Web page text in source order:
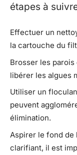
étapes à
Effectuer un
la cartouche du
Brosser les
libérer les algues
Utiliser un
peuvent
élimination.
Aspirer le fond de
clarifiant, il est